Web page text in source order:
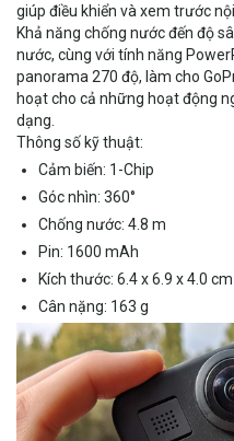
giúp điều khiển và xem trước
Khả năng chống nước đến độ
nước, cùng với tính năng
panorama 270 độ, làm cho
hoạt cho cả những hoạt động
dạng.
Thông số kỹ thuật:
Cảm biến: 1-Chip
Góc nhìn: 360°
Chống nước: 4.8 m
Pin: 1600 mAh
Kích thước: 6.4 x 6.9 x 4.0 cm
Cân nặng: 163 g